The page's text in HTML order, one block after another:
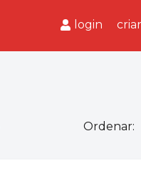
login
Ordenar: